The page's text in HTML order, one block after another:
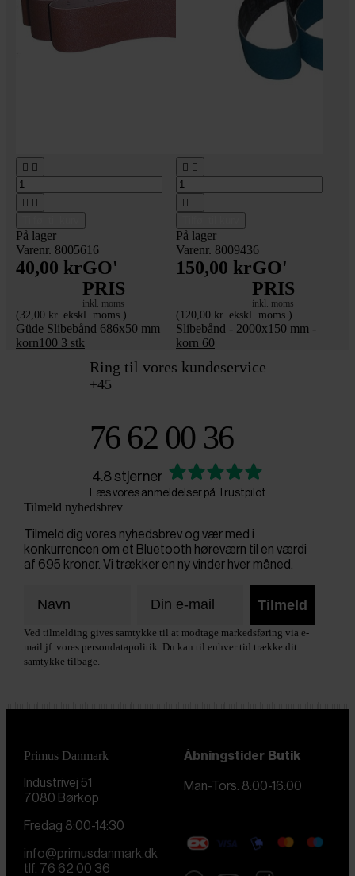
 
 
På lager
Varenr. 8005616
40,00 krGO'
PRIS
inkl. moms
(32,00 kr. ekskl. moms.)
Güde Slibebånd 686x50 mm
korn100 3 stk
 
 
På lager
Varenr. 8009436
150,00 krGO'
PRIS
inkl. moms
(120,00 kr. ekskl. moms.)
Slibebånd - 2000x150 mm -
korn 60
Ring til vores kundeservice
+45
76 62 00 36
4.8 stjerner
Læs vores anmeldelser på Trustpilot
Tilmeld nyhedsbrev
Tilmeld dig vores nyhedsbrev og vær med i
konkurrencen om et Bluetooth høreværn til en værdi
af 695 kroner. Vi trækker en ny vinder hver måned.
Tilmeld
Ved tilmelding gives samtykke til at modtage markedsføring via e-
mail jf. vores persondatapolitik. Du kan til enhver tid trække dit
samtykke tilbage.
Primus Danmark
Industrivej 51
7080 Børkop
Åbningstider Butik
Man-Tors. 8:00-16:00
Fredag 8:00-14:30
info@primusdanmark.dk
tlf. 76 62 00 36